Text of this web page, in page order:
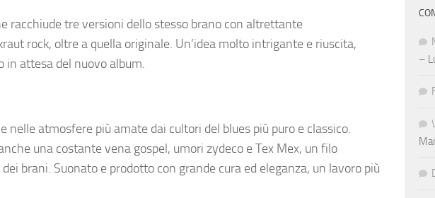
racchiude tre versioni dello stesso brano con altrettante
rock, oltre a quella originale. Un’idea molto intrigante e riuscita,
in attesa del nuovo album.
atmosfere più amate dai cultori del blues più puro e classico.
una costante vena gospel, umori zydeco e Tex Mex, un filo
brani. Suonato e prodotto con grande cura ed eleganza, un lavoro più
–